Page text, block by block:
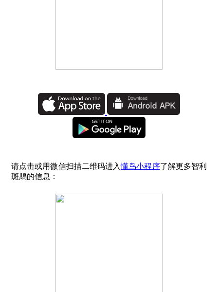
请点击或用微信扫描二维码进入懂鸟小程序了解更多智利
斑䳍的信息：